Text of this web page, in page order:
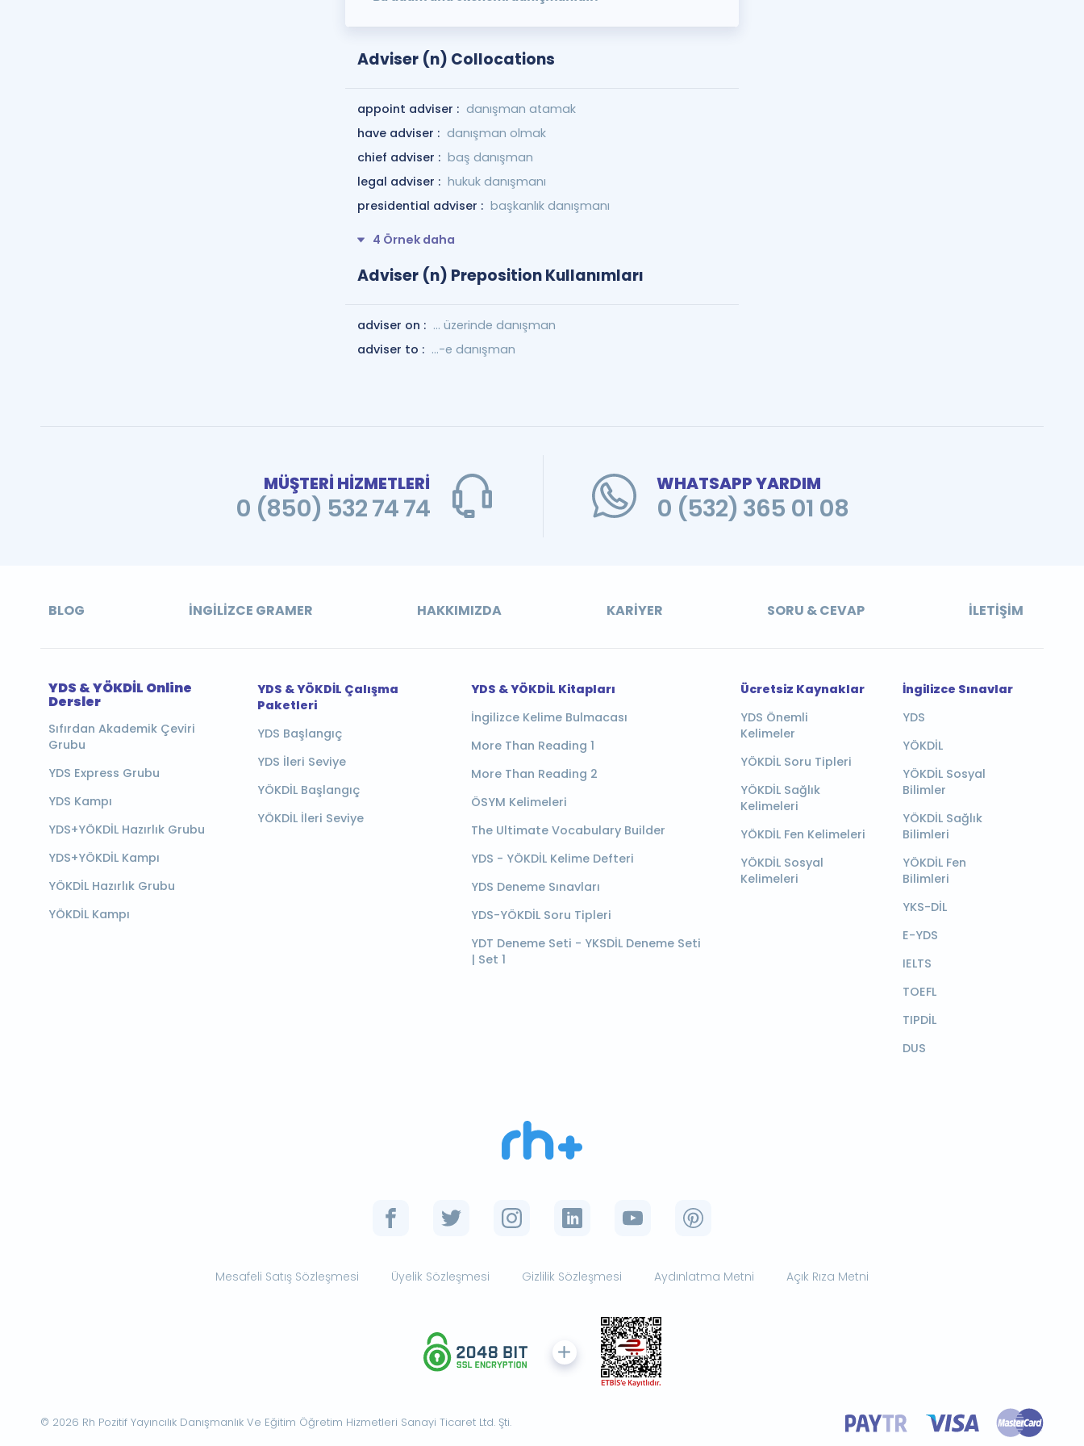
Adviser (n) Collocations
appoint adviser : danışman atamak
have adviser : danışman olmak
chief adviser : baş danışman
legal adviser : hukuk danışmanı
presidential adviser : başkanlık danışmanı
4 Örnek daha
Adviser (n) Preposition Kullanımları
adviser on : ... üzerinde danışman
adviser to : ...-e danışman
MÜŞTERİ HİZMETLERİ
0 (850) 532 74 74
WHATSAPP YARDIM
0 (532) 365 01 08
BLOG İNGILIZCE GRAMER HAKKIMIZDA KARIYER SORU & CEVAP İLETIŞIM
YDS & YÖKDİL Online
Dersler
Sıfırdan Akademik Çeviri
Grubu
YDS Express Grubu
YDS Kampı
YDS+YÖKDİL Hazırlık Grubu
YDS+YÖKDİL Kampı
YÖKDİL Hazırlık Grubu
YÖKDİL Kampı
YDS & YÖKDİL Çalışma
Paketleri
YDS Başlangıç
YDS İleri Seviye
YÖKDİL Başlangıç
YÖKDİL İleri Seviye
YDS & YÖKDİL Kitapları
İngilizce Kelime Bulmacası
More Than Reading 1
More Than Reading 2
ÖSYM Kelimeleri
The Ultimate Vocabulary Builder
YDS - YÖKDİL Kelime Defteri
YDS Deneme Sınavları
YDS-YÖKDİL Soru Tipleri
YDT Deneme Seti - YKSDİL Deneme Seti
| Set 1
Ücretsiz Kaynaklar
YDS Önemli
Kelimeler
YÖKDİL Soru Tipleri
YÖKDİL Sağlık
Kelimeleri
YÖKDİL Fen Kelimeleri
YÖKDİL Sosyal
Kelimeleri
İngilizce Sınavlar
YDS
YÖKDİL
YÖKDİL Sosyal
Bilimler
YÖKDİL Sağlık
Bilimleri
YÖKDİL Fen
Bilimleri
YKS-DİL
E-YDS
IELTS
TOEFL
TIPDİL
DUS
Mesafeli Satış Sözleşmesi Üyelik Sözleşmesi Gizlilik Sözleşmesi Aydınlatma Metni Açık Rıza Metni
© 2026 Rh Pozitif Yayıncılık Danışmanlık Ve Eğitim Öğretim Hizmetleri Sanayi Ticaret Ltd. Şti.